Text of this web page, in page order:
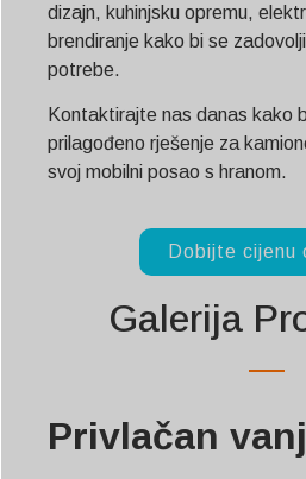
dizajn, kuhinjsku opremu,
brendiranje kako bi se
potrebe.
Kontaktirajte nas danas kako
prilagođeno rješenje za
svoj mobilni posao s hranom.
Dobijte cijenu
Galerija
Privlačan